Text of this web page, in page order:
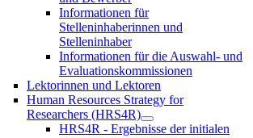
Informationen für
Stelleninhaberinnen und
Stelleninhaber
Informationen für die Auswahl- und
Evaluationskommissionen
Lektorinnen und Lektoren
Human Resources Strategy for
Researchers (HRS4R)
HRS4R - Ergebnisse der initialen